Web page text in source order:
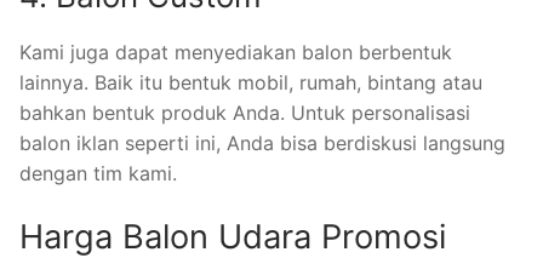
Kami juga dapat menyediakan balon berbentuk
lainnya. Baik itu bentuk mobil, rumah, bintang atau
bahkan bentuk produk Anda. Untuk personalisasi
balon iklan seperti ini, Anda bisa berdiskusi langsung
dengan tim kami.
Harga Balon Udara Promosi